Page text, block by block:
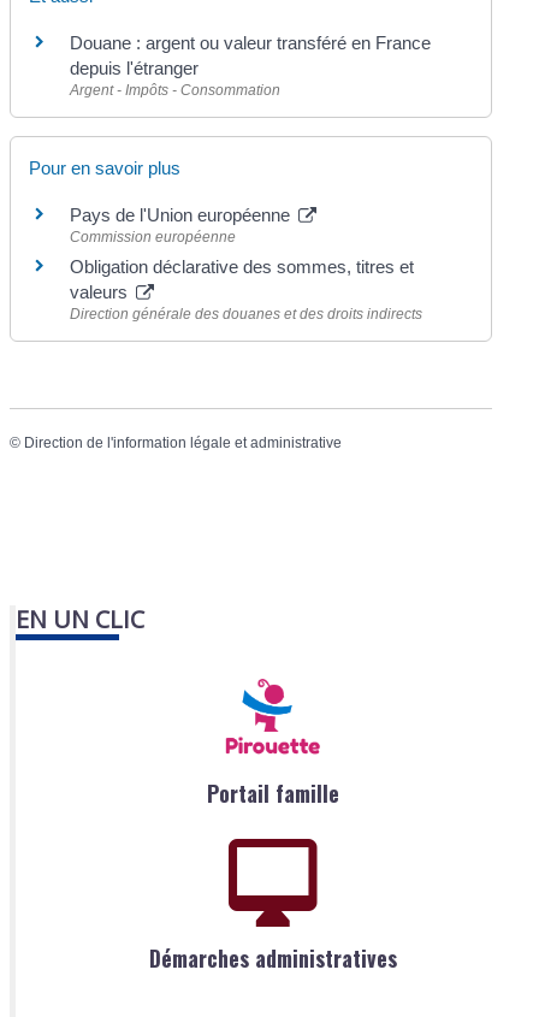
Douane : argent ou valeur transféré en France
depuis l'étranger
Argent - Impôts - Consommation
Pour en savoir plus
Pays de l'Union européenne
Commission européenne
Obligation déclarative des sommes, titres et
valeurs
Direction générale des douanes et des droits indirects
© Direction de l'information légale et administrative
EN UN CLIC
Portail famille
Démarches administratives